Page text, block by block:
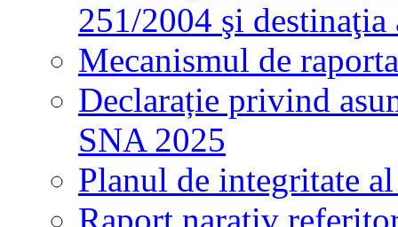
251/2004 şi destinaţia
Mecanismul de
Declarație privind
SNA 2025
Planul de integritate